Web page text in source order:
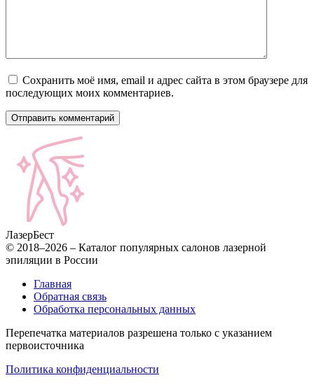
Сохранить моё имя, email и адрес сайта в этом браузере для
последующих моих комментариев.
ЛазерБест
© 2018–2026 – Каталог популярных салонов лазерной
эпиляции в России
Главная
Обратная связь
Обработка персональных данных
Перепечатка материалов разрешена только с указанием
первоисточника
Политика конфиденциальности